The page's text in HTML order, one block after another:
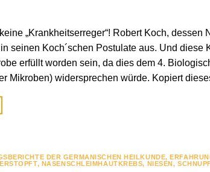
„Krankheitserreger“! Robert Koch, dessen
seinen Koch´schen Postulate aus. Und diese
erfüllt worden sein, da dies dem 4.
Mikroben) widersprechen würde. Kopiert
DER GERMANISCHEN HEILKUNDE,
, NASENSCHLEIMHAUTKREBS, NIESEN,